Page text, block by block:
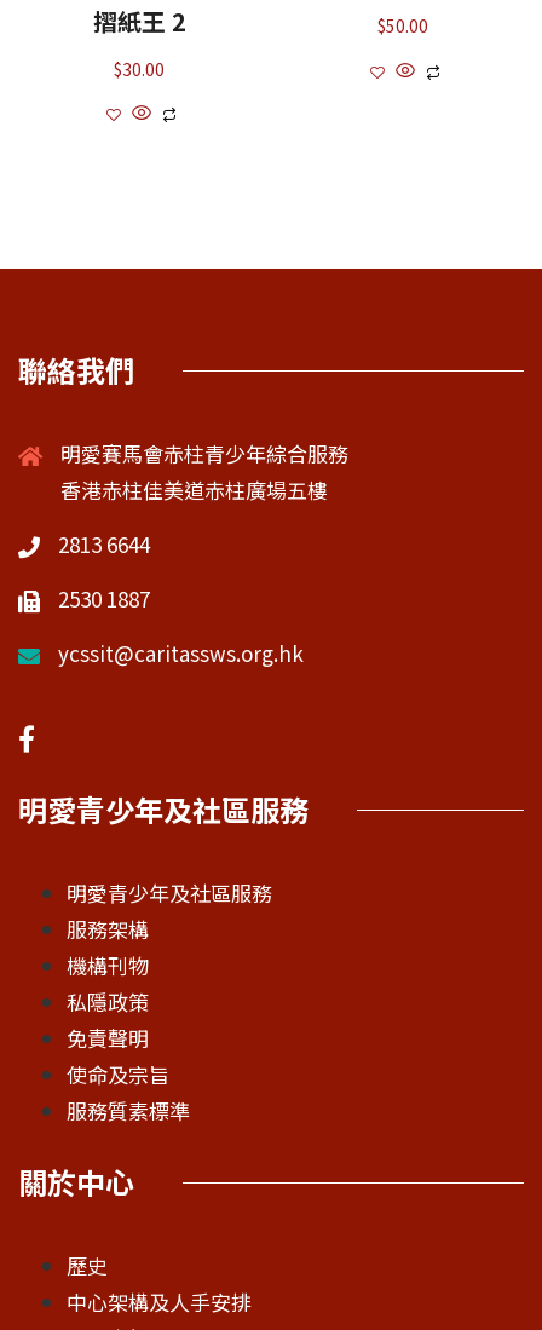
摺紙王 2
$30.00
$50.00
聯絡我們
明愛賽馬會赤柱青少年綜合服務
香港赤柱佳美道赤柱廣場五樓
2813 6644
2530 1887
ycssit@caritassws.org.hk
明愛青少年及社區服務
明愛青少年及社區服務
服務架構
機構刊物
私隱政策
免責聲明
使命及宗旨
服務質素標準
關於中心
歷史
中心架構及人手安排